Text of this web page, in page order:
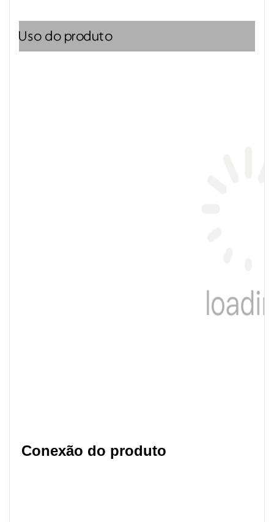
Uso do produto
Conexão do produto